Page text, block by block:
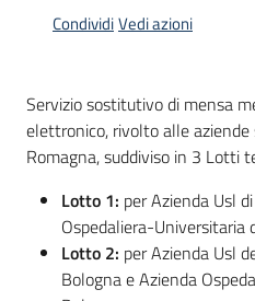
Supporto
Piattaforme
telematiche
CondividiVedi azioni
Servizio sostitutivo di mensa
elettronico, rivolto alle aziende
Romagna, suddiviso in 3 Lotti
Lotto 1: per Azienda Usl
Ospedaliera-Universitaria
Lotto 2: per Azienda Usl
Bologna e Azienda